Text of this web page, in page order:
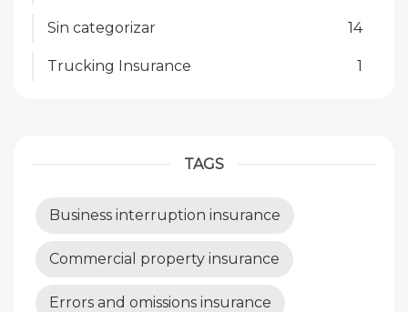
Sin categorizar 14
Trucking Insurance 1
TAGS
Business interruption insurance
Commercial property insurance
Errors and omissions insurance